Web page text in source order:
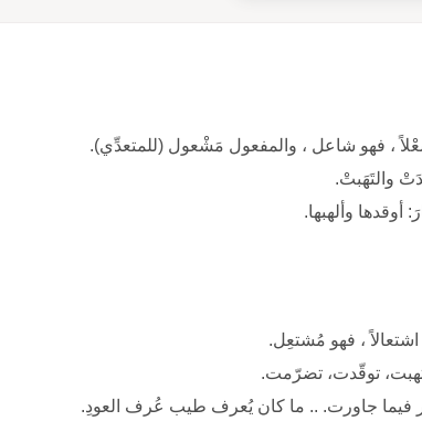
، فهو شاعل ، والمفعول مَشْعول (للمتعدِّي).
والتَهَبتْ.
أوقدها وألهبها.
توقّدت، تضرّمت.
فيما جاورت. .. ما كان يُعرف طيب عُرف العودِ.